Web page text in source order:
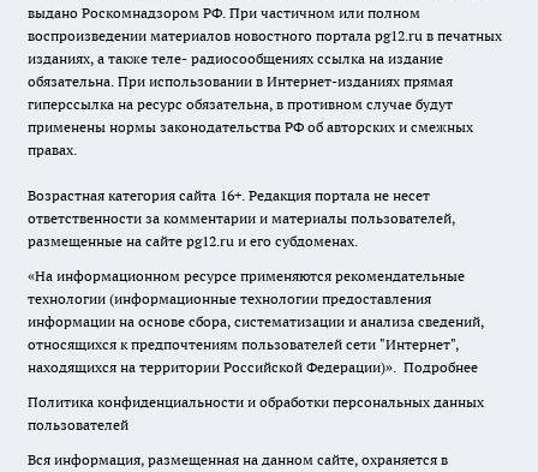
выдано Роскомнадзором РФ. При частичном или полном
воспроизведении материалов новостного портала pg12.ru в печатных
изданиях, а также теле- радиосообщениях ссылка на издание
обязательна. При использовании в Интернет-изданиях прямая
гиперссылка на ресурс обязательна, в противном случае будут
применены нормы законодательства РФ об авторских и смежных
правах.
Возрастная категория сайта 16+. Редакция портала не несет
ответственности за комментарии и материалы пользователей,
размещенные на сайте pg12.ru и его субдоменах.
«На информационном ресурсе применяются рекомендательные
технологии (информационные технологии предоставления
информации на основе сбора, систематизации и анализа сведений,
относящихся к предпочтениям пользователей сети "Интернет",
находящихся на территории Российской Федерации)». Подробнее
Политика конфиденциальности и обработки персональных данных
пользователей
Вся информация, размещенная на данном сайте, охраняется в